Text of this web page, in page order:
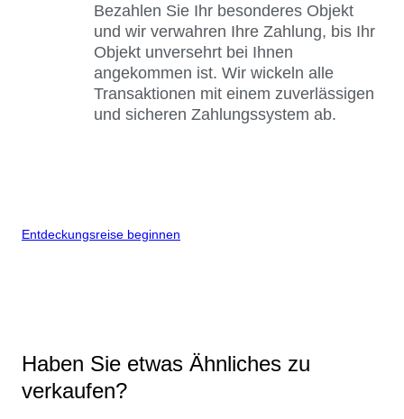
Bezahlen Sie Ihr besonderes Objekt
und wir verwahren Ihre Zahlung, bis Ihr
Objekt unversehrt bei Ihnen
angekommen ist. Wir wickeln alle
Transaktionen mit einem zuverlässigen
und sicheren Zahlungssystem ab.
Entdeckungsreise beginnen
Haben Sie etwas Ähnliches zu
verkaufen?